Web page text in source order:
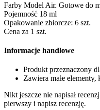
Farby Model Air. Gotowe do
Pojemność 18 ml
Opakowanie zbiorcze: 6 szt.
Cena za 1 szt.
Informacje handlowe
Produkt przeznaczony
Zawiera małe elementy,
Nikt jeszcze nie napisał
pierwszy i napisz recenzję.